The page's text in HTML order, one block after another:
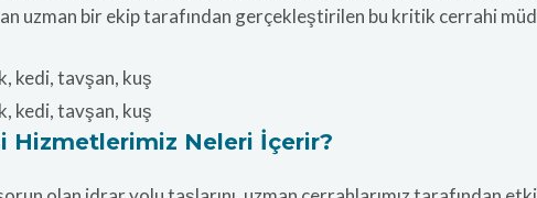
uzman bir ekip tarafından gerçekleştirilen bu kritik cerrahi
Hizmetlerimiz Neleri İçerir?